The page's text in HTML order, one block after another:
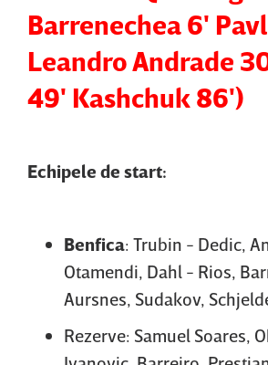
Barrenechea 6'
Leandro Andrade
49' Kashchuk 86')
Echipele de start:
Benfica: Trubin - Dedic,
Otamendi, Dahl - Rios,
Aursnes, Sudakov,
Rezerve: Samuel Soares,